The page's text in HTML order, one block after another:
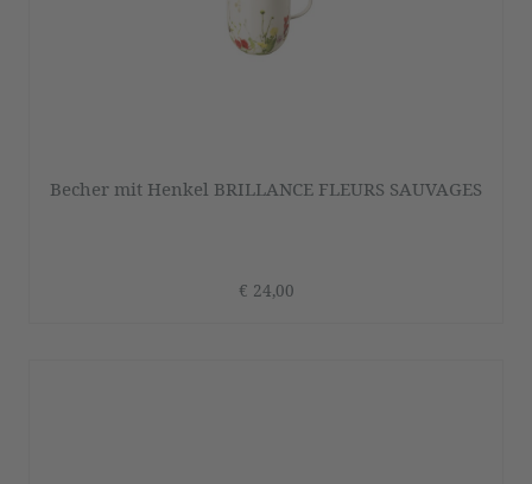
Becher mit Henkel BRILLANCE FLEURS SAUVAGES
€ 24,00